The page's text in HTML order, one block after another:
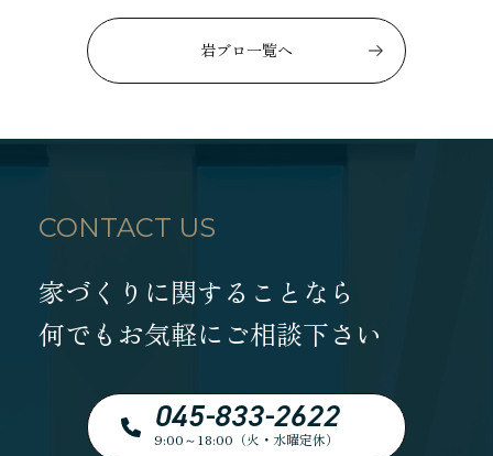
岩ブロ一覧へ
CONTACT US
家づくりに関することなら
何でもお気軽にご相談下さい
045-833-2622
9:00～18:00（火・水曜定休）